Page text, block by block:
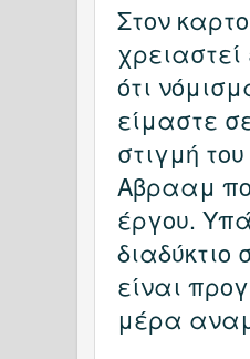
Στον
ότι
είμαστε
στιγμή
Αβρααμ
έργου.
είναι
μέρα